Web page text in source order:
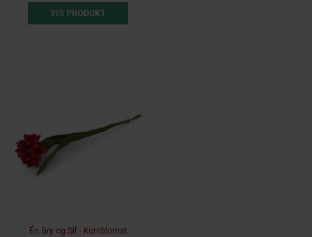
VIS PRODUKT
Én Gry og Sif - Kornblomst